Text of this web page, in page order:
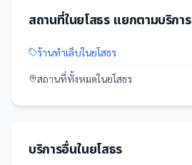
สถานที่ในยโสธรแยกตามบริการ
ร้านทำเล็บในยโสธร
สถานที่ทั้งหมดในยโสธร
บริการอื่นในยโสธร